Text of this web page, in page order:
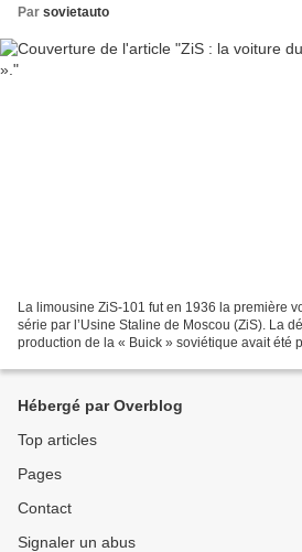
Par sovietauto
La limousine ZiS-101 fut en 1936 la première
série par l’Usine Staline de Moscou (ZiS). La
production de la « Buick » soviétique avait été
Hébergé par Overblog
Top articles
Pages
Contact
Signaler un abus